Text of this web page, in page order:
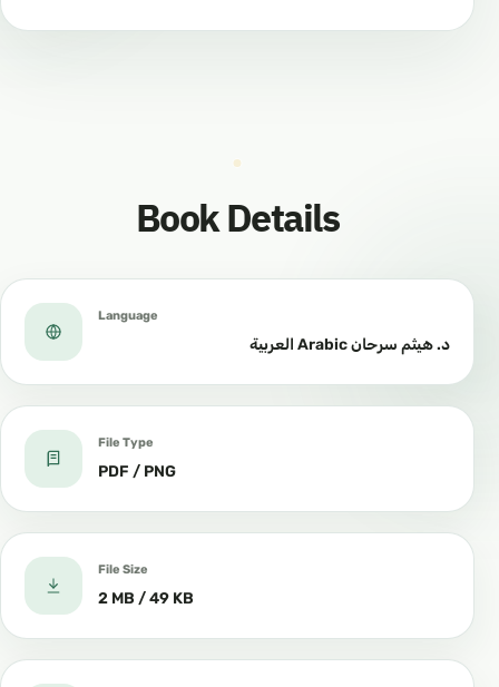
Book Details
Language
د. هيثم سرحان Arabic العربية
File Type
PDF / PNG
File Size
2 MB / 49 KB